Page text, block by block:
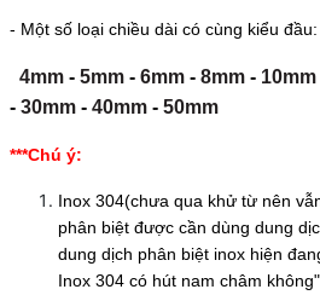
- Một số loại chiều dài có cùng kiểu đầu:
4mm- 5mm- 6mm- 8mm- 10mm
- 30mm- 40mm- 50mm
***Chú ý:
Inox 304(chưa qua khử từ nên
phân biệt được cần dùng dung
dung dịch phân biệt inox hiện
Inox 304 có hút nam châm